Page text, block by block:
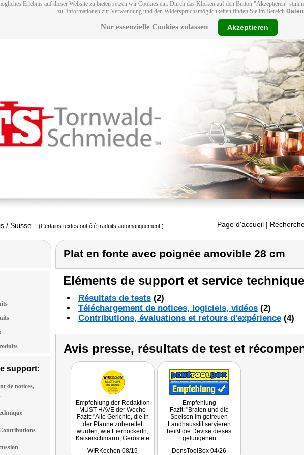
Erlebnis auf dieser Website zu bieten setzen wir Cookies ein. Durch das Klicken auf den Button "Akzeptieren"
zu. Informationen zur Verwendung und den Widerspruchsmöglichkeiten finden Sie im Bereich
Nur essenzielle Cookies zulassen Akzeptieren
/ Suisse (Certains textes ont été traduits automatiquement.) Page d'accueil |
support:
de notices,
Plat en fonte avec poignée amovible 28 cm
Eléments de support et service
Résultats de tests (2)
Téléchargement de notices, logiciels, vidéos (2)
Contributions, évaluations et retours d'expérience (4)
Avis presse, résultats de test et
Empfehlung der Redaktion
MUST-HAVE der Woche
Fazit: "Alle Gerichte, die in
der Pfanne zubereitet
wurden, wie Eiernockerln,
Kaiserschmarrn, Geröstete
Eierschwammerl-Gröstl,
WIRKochen 08/19
Empfehlung
Fazit: "Braten und die
Speisen im getreuen
Landhausstil servieren
heißt die Devise dieses
gelungenen
Getestet wurde NC-2900.
DensToolBox 04/26